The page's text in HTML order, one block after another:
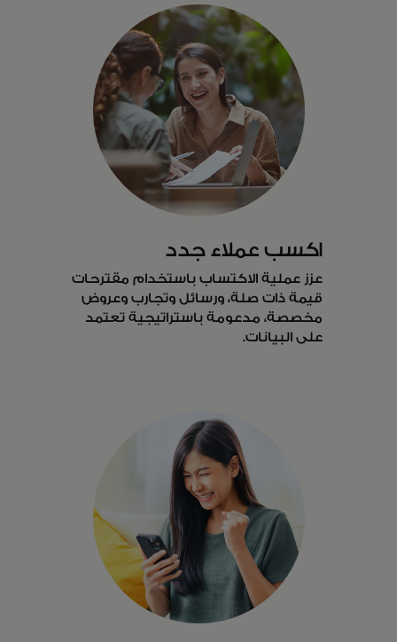
اكسب عملاء جدد
عزز عملية الاكتساب باستخدام مقترحات
قيمة ذات صلة، ورسائل وتجارب وعروض
مخصصة، مدعومة باستراتيجية تعتمد
على البيانات.